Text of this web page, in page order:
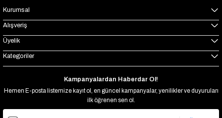
Kurumsal
Alışveriş
Üyelik
Kategoriler
Kampanyalardan Haberdar Ol!
Hemen E-posta listemize kayıt ol, en güncel kampanyalar, yenilikler ve duyuruları
ilk öğrenen sen ol.